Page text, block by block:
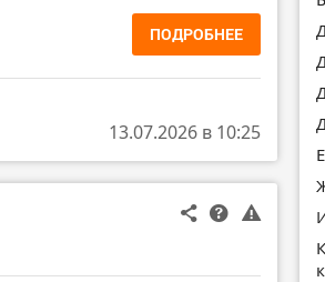
ПОДРОБНЕЕ
13.07.2026 в 10:25